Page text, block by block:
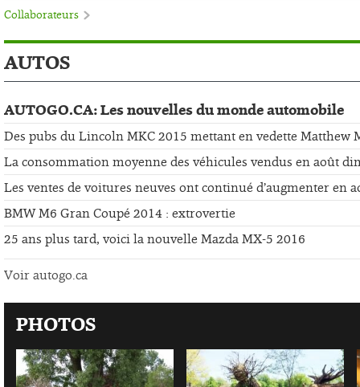
Collaborateurs
AUTOS
AUTOGO.CA: Les nouvelles du monde automobile
Des pubs du Lincoln MKC 2015 mettant en vedette Matthew
La consommation moyenne des véhicules vendus en août
Les ventes de voitures neuves ont continué d’augmenter en
BMW M6 Gran Coupé 2014 : extrovertie
25 ans plus tard, voici la nouvelle Mazda MX-5 2016
Voir autogo.ca
PHOTOS